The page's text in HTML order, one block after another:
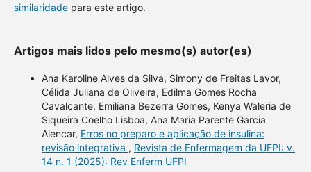
similaridadepara este artigo.
Artigos mais lidos pelo mesmo(s) autor(es)
Ana Karoline Alves da Silva, Simony de Freitas Lavor,
Célida Juliana de Oliveira, Edilma Gomes Rocha
Cavalcante, Emiliana Bezerra Gomes, Kenya Waleria de
Siqueira Coelho Lisboa, Ana Maria Parente Garcia
Alencar, Erros no preparo e aplicação de insulina:
revisão integrativa , Revista de Enfermagem da UFPI: v.
14 n. 1 (2025): Rev Enferm UFPI